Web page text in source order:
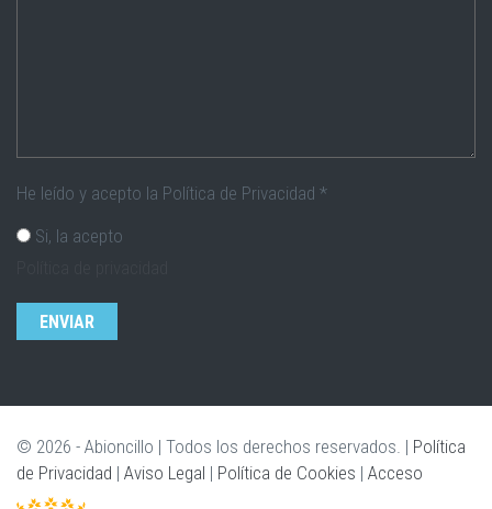
He leído y acepto la Política de Privacidad *
Si, la acepto
CAPTCHA
para
comprobar
si
© 2026 - Abioncillo | Todos los derechos reservados. | Política
de Privacidad | Aviso Legal | Política de Cookies | Acceso